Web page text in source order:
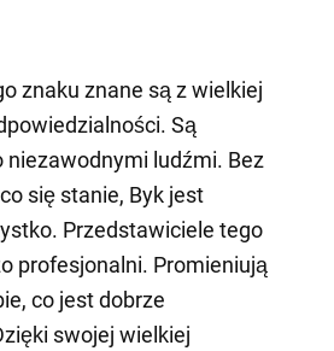
znaku znane są z wielkiej
Są
niezawodnymi ludźmi. Bez
się stanie, Byk jest
Przedstawiciele tego
profesjonalni. Promieniują
co jest dobrze
swojej wielkiej